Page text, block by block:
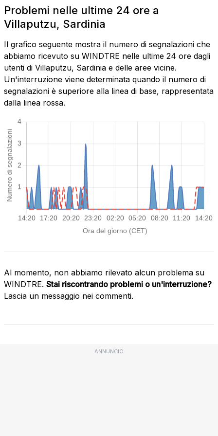
Problemi nelle ultime 24 ore a
Villaputzu, Sardinia
Il grafico seguente mostra il numero di segnalazioni che
abbiamo ricevuto su WINDTRE nelle ultime 24 ore dagli
utenti di Villaputzu, Sardinia e delle aree vicine.
Un'interruzione viene determinata quando il numero di
segnalazioni è superiore alla linea di base, rappresentata
dalla linea rossa.
Al momento, non abbiamo rilevato alcun problema su
WINDTRE. Stai riscontrando problemi o un'interruzione?
Lascia un messaggio nei commenti.
ANNUNCIO